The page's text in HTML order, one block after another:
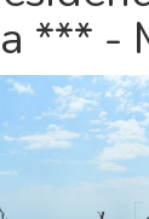
*** -